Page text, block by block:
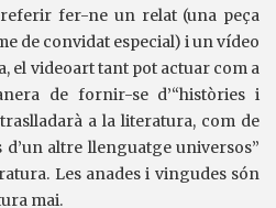
fer-ne un relat (una peça
de convidat especial) i un vídeo
el videoart tant pot actuar com a
de fornir-se d’“històries i
a la literatura, com de
altre llenguatge universos”
Les anades i vingudes són
mai.